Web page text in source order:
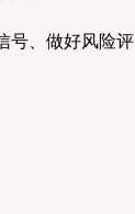
号、做好风险评